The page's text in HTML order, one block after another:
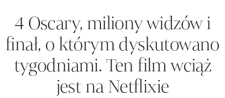
4 Oscary, miliony widzów i
finał, o którym dyskutowano
tygodniami. Ten film wciąż
jest na Netflixie